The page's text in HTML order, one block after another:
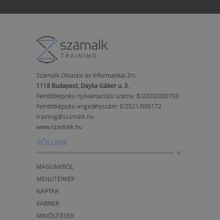
Számalk Oktatási és Informatikai Zrt.
1118 Budapest, Dayka Gábor u. 3.
Felnőttképzési nyilvántartási száma: B/2020/000703
Felnőttképzési engedélyszám: E/2021/000172
training@szamalk.hu
www.szamalk.hu
RÓLUNK
MAGUNKRÓL
MENÜTÉRKÉP
NAPTÁR
KARRIER
MINŐSÍTÉSEK